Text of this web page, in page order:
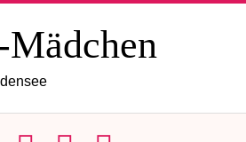
Mädchen